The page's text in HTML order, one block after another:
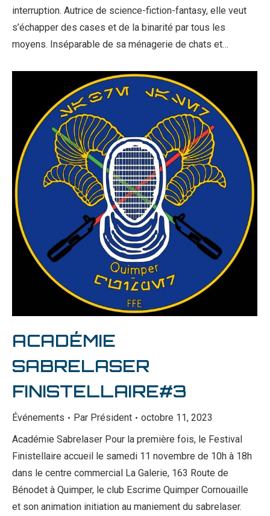
interruption. Autrice de science-fiction-fantasy, elle veut
s’échapper des cases et de la binarité par tous les
moyens. Inséparable de sa ménagerie de chats et…
ACADÉMIE
SABRELASER
FINISTELLAIRE#3
Événements Par Président
octobre 11, 2023
Académie Sabrelaser Pour la première fois, le Festival
Finistellaire accueil le samedi 11 novembre de 10h à 18h
dans le centre commercial La Galerie, 163 Route de
Bénodet à Quimper, le club Escrime Quimper Cornouaille
et son animation initiation au maniement du sabrelaser.